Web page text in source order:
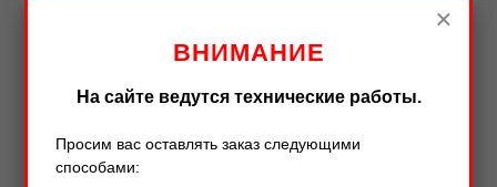
Характеристики
×
ВНИМАНИЕ
На сайте ведутся технические работы.
Просим вас оставлять заказ следующими
способами: